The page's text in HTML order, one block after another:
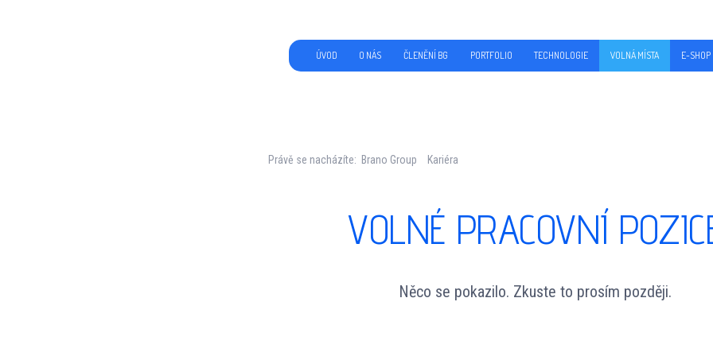
ÚVOD O NÁS ČLENĚNÍ BG PORTFOLIO TECHNOLOGIE VOLNÁ MÍSTA E-SHOP
Právě se nacházíte: Brano Group Kariéra
VOLNÉ PRACOVNÍ
Něco se pokazilo. Zkuste to prosím později.